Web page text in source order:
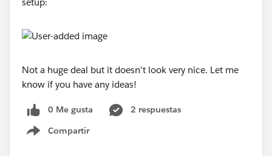
Not a huge deal but it doesn't look very nice. Let me
know if you have any ideas!
0 Me gusta
2 respuestas
Compartir
Show menu